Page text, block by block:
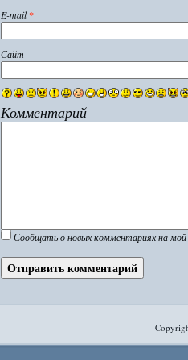
E-mail*
Сайт
Комментарий
Сообщать о новых комментариях на мой